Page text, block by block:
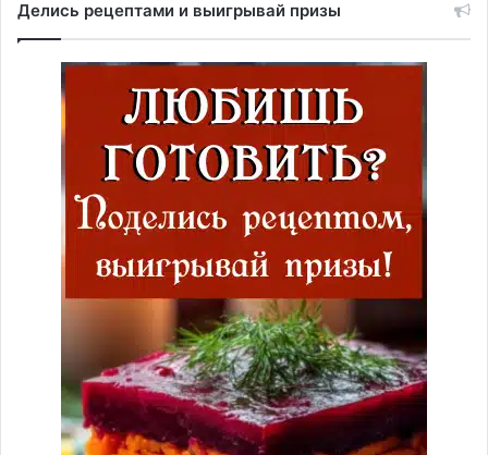
Делись рецептами и выигрывай призы